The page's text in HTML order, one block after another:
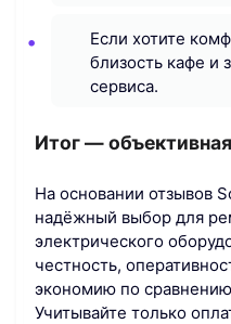
Если хотите
близость кафе и
сервиса.
Итог —
На основании отзывов
надёжный выбор для
электрического
честность,
экономию по
Учитывайте только